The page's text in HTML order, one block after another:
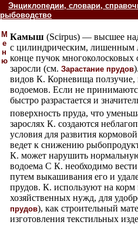
Энциклопедии, словари,
рыбоводство
М
е
н
ю
Камыш (Scirpus) — высшее
с цилиндрическим, лишенным
конце пучок многоколосковых
заросли (см. Зарастание прудов
видов К. Корневища
водоемов. Если не
быстро разрастается и
поверхность пруда, что
зарослях К. создаются
условия для развития
ведет к снижению
К. может нарушить
водоема С К. необходимо
путем выкашивания его и
прудов. К. используют на корм
хозяйственных нужд, для
прудов), как строительный
изготовления текстильных